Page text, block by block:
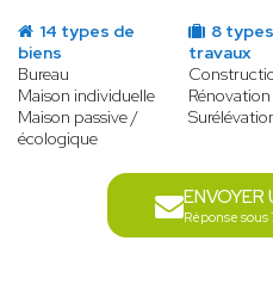
14 types de
biens
Bureau
Maison individuelle
Maison passive /
écologique
8
travaux
Rénovation
ENVOYER
Réponse